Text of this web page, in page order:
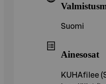
Suomi
Ainesosat
KUHAfilee